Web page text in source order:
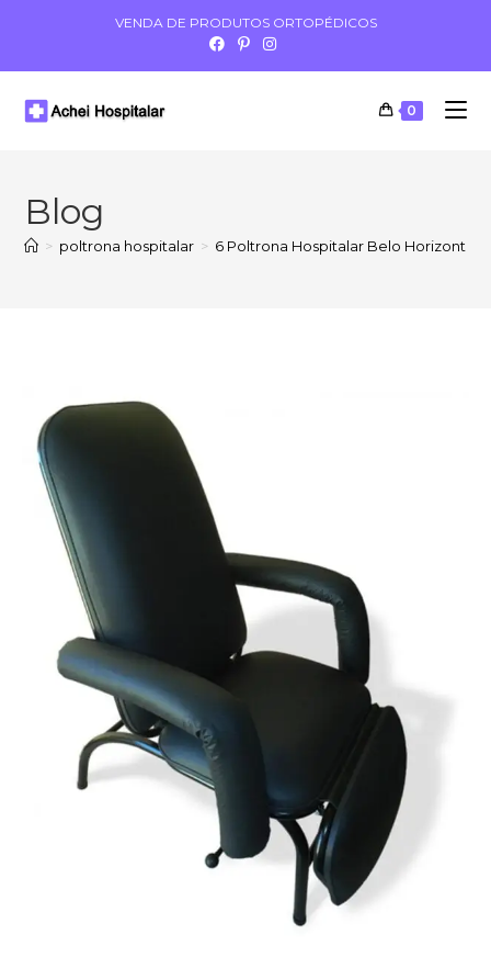
VENDA DE PRODUTOS ORTOPÉDICOS
0
Blog
> poltrona hospitalar > 6 Poltrona Hospitalar Belo Horizonte